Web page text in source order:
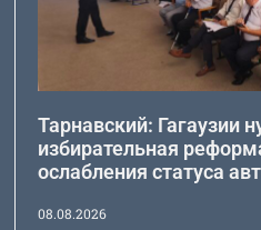
Тарнавский: Гагаузии
избирательная
ослабления статуса
08.08.2026